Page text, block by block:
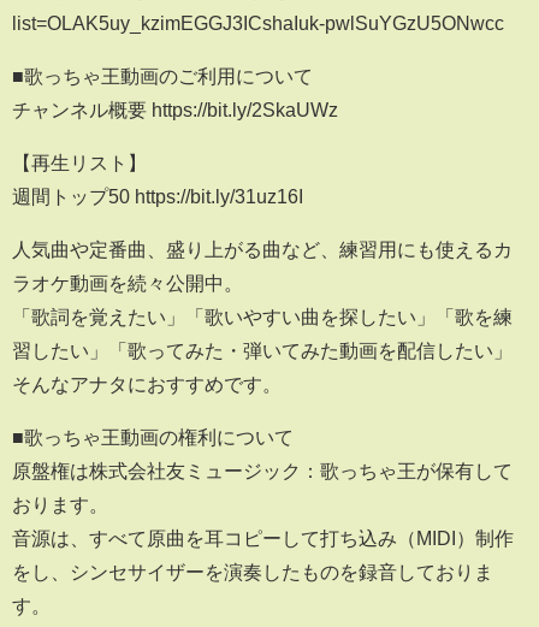
list=OLAK5uy_kzimEGGJ3ICshaIuk-pwlSuYGzU5ONwcc
■歌っちゃ王動画のご利用について
チャンネル概要 https://bit.ly/2SkaUWz
【再生リスト】
週間トップ50 https://bit.ly/31uz16I
人気曲や定番曲、盛り上がる曲など、練習用にも使えるカ
ラオケ動画を続々公開中。
「歌詞を覚えたい」「歌いやすい曲を探したい」「歌を練
習したい」「歌ってみた・弾いてみた動画を配信したい」
そんなアナタにおすすめです。
■歌っちゃ王動画の権利について
原盤権は株式会社友ミュージック：歌っちゃ王が保有して
おります。
音源は、すべて原曲を耳コピーして打ち込み（MIDI）制作
をし、シンセサイザーを演奏したものを録音しておりま
す。